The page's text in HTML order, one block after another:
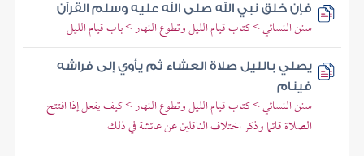
فإن خلق نبي الله صلى الله عليه وسلم القرآن
سنن النسائي > كتاب قيام الليل وتطوع النهار > باب قيام الليل
يصلي بالليل صلاة العشاء ثم يأوي إلى فراشه
فينام
سنن النسائي > كتاب قيام الليل وتطوع النهار > كيف يفعل إذا افتتح
الصلاة قائما وذكر اختلاف الناقلين عن عائشة في ذلك